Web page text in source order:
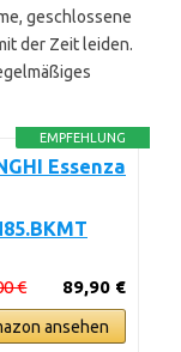
geschlossene
der Zeit leiden.
EMPFEHLUNG
Essenza
89,90 €
€
ansehen